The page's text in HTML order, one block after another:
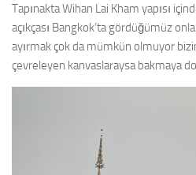
Tapınakta Wihan Lai Kham yapısı
açıkçası Bangkok’ta gördüğümüz
ayırmak çok da mümkün olmuyor
çevreleyen kanvaslaraysa bakmaya